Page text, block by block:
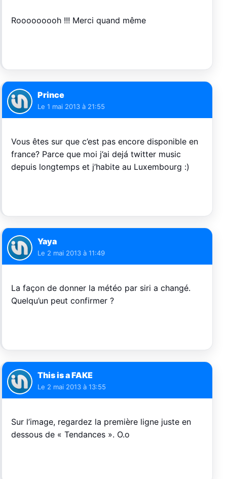
Rooooooooh !!! Merci quand même
Prince
Le 1 mai 2013 à 21:55
Vous êtes sur que c’est pas encore disponible en
france? Parce que moi j’ai dejá twitter music
depuis longtemps et j’habite au Luxembourg :)
Yaya
Le 2 mai 2013 à 11:49
La façon de donner la météo par siri a changé.
Quelqu’un peut confirmer ?
This is a FAKE
Le 2 mai 2013 à 13:55
Sur l’image, regardez la première ligne juste en
dessous de « Tendances ». O.o